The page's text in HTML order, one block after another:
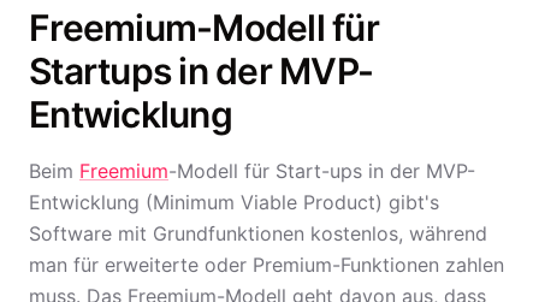
Freemium-Modell für
Startups in der MVP-
Entwicklung
Beim Freemium-Modell für Start-ups in der MVP-
Entwicklung (Minimum Viable Product) gibt's
Software mit Grundfunktionen kostenlos, während
man für erweiterte oder Premium-Funktionen zahlen
muss. Das Freemium-Modell geht davon aus, dass